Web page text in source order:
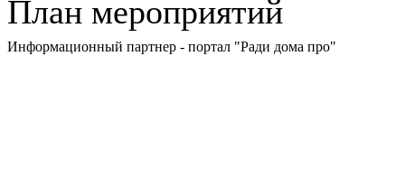
План мероприятий
Информационный партнер - портал "Ради дома про"